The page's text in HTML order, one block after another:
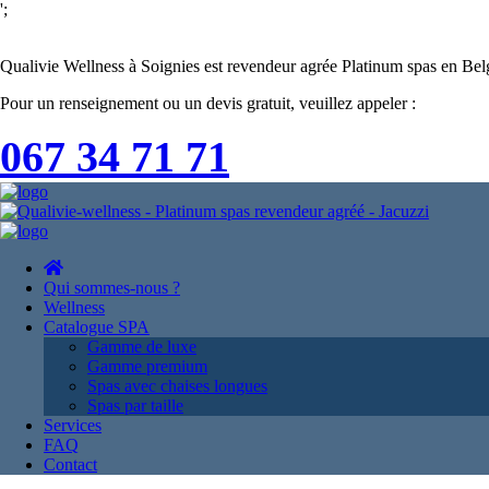
';
Qualivie Wellness à Soignies est revendeur agrée Platinum spas en
Pour un renseignement ou un devis gratuit, veuillez appeler :
067 34 71 71
Qui sommes-nous ?
Wellness
Catalogue SPA
Gamme de luxe
Gamme premium
Spas avec chaises longues
Spas par taille
Services
FAQ
Contact